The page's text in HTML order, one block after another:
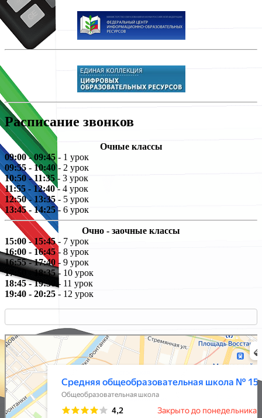
Расписание звонков
Очные классы
09:00 - 09:45 - 1 урок
09:55 - 10:40- 2 урок
10:50 - 11:35- 3 урок
11:55 - 12:40- 4 урок
12:50 - 13:35 - 5 урок
13:45 - 14:25- 6 урок
Очно - заочные классы
15:00 - 15:45- 7 урок
16:00 - 16:45- 8 урок
16:55 - 17:40- 9 урок
17:50 - 18:35- 10 урок
18:45 - 19:30
- 11 урок
19:40 - 20:25 - 12 урок
Средняя общеобразовательная школа № 153
Общеобразовательная школа в Санкт‑Петербурге